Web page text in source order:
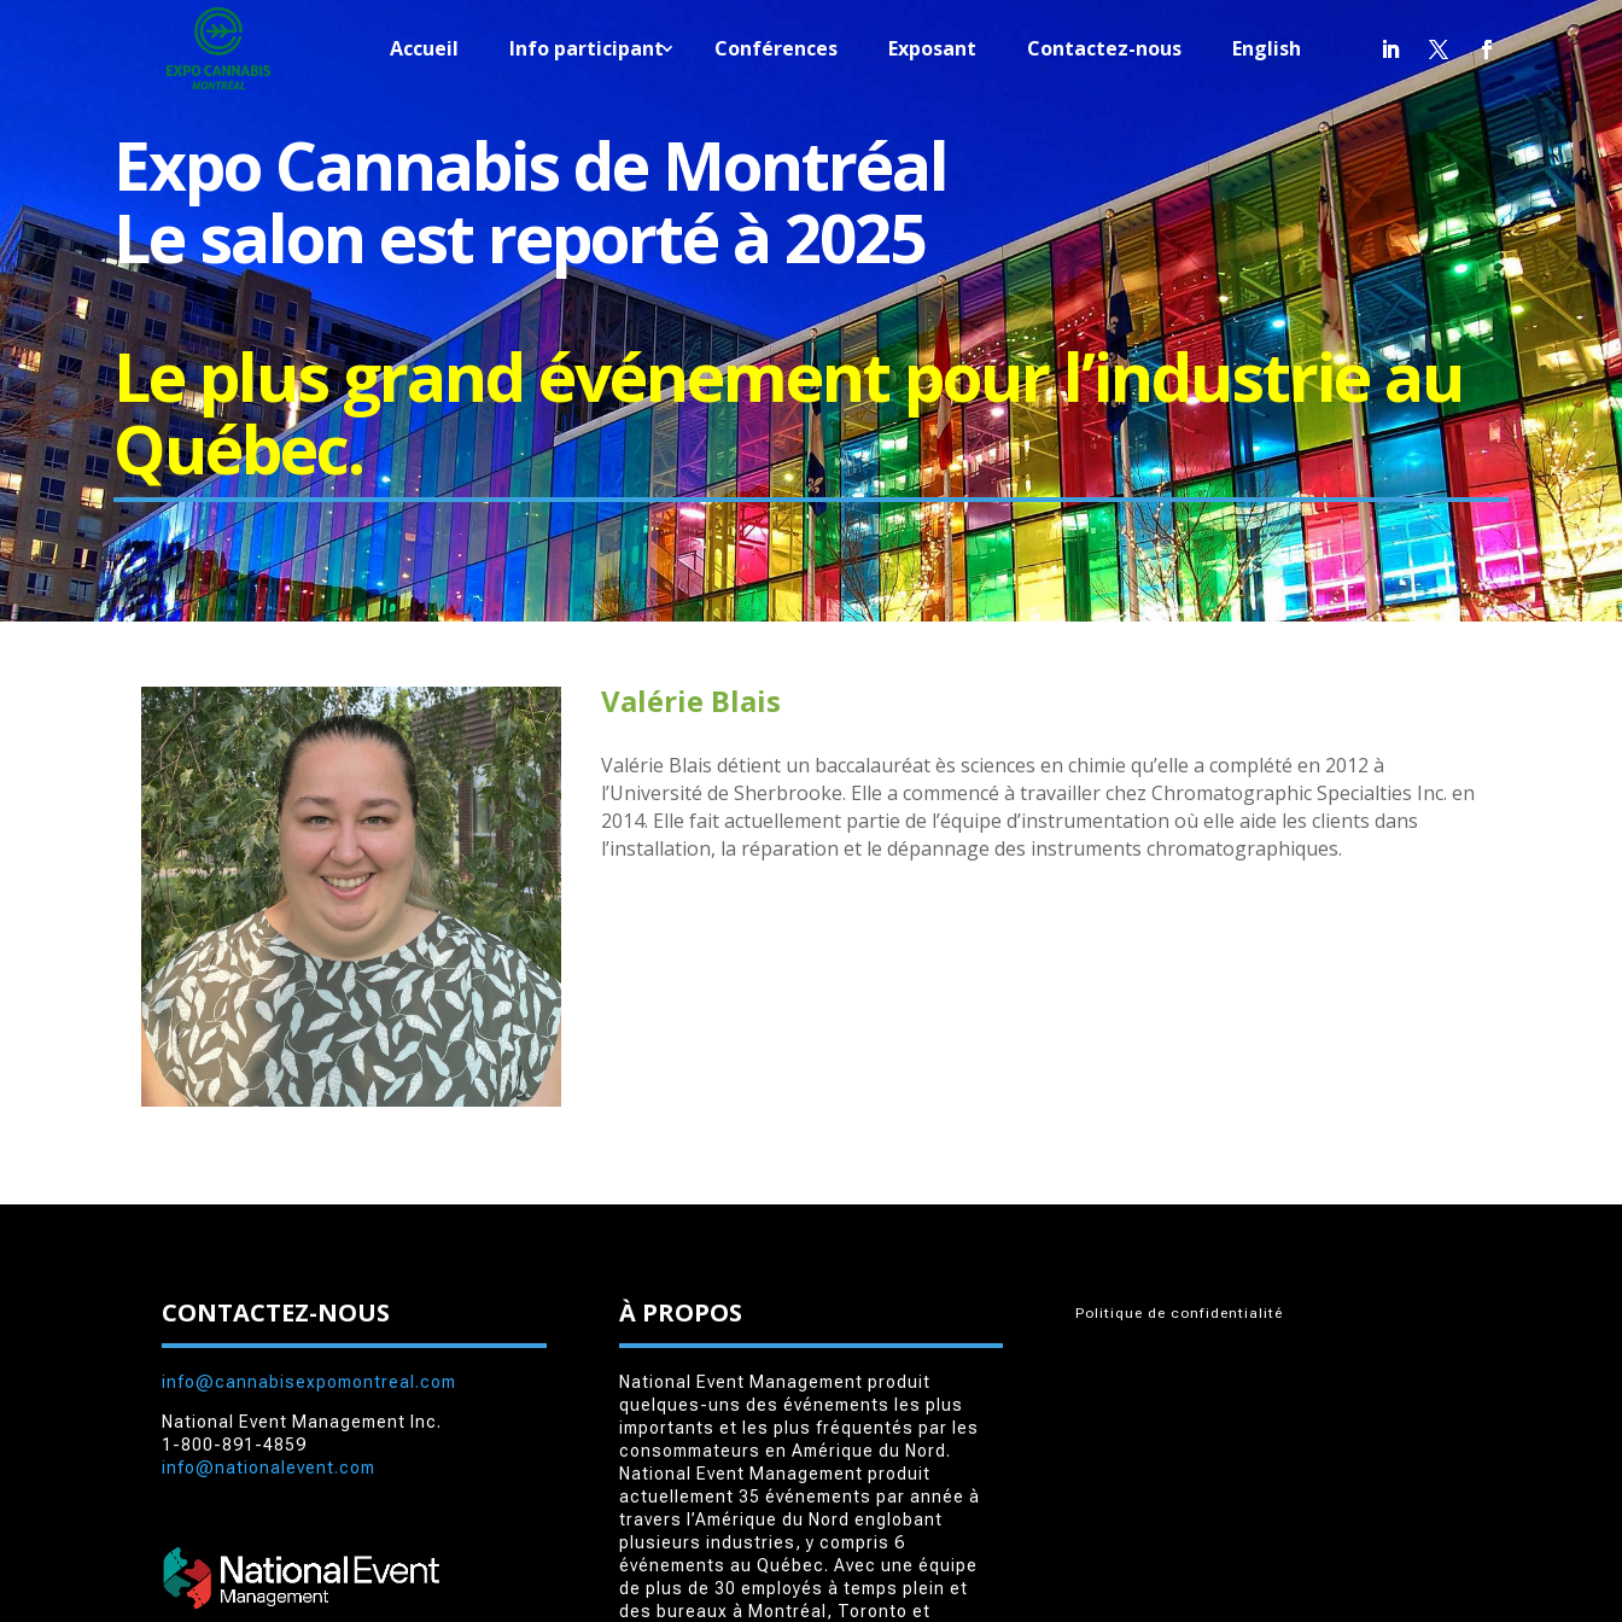
Accueil Info participant Conférences Exposant Contactez-nous English
Expo Cannabis de Montréal
Le salon est reporté à 2025
Le plus grand événement pour l’industrie au
Québec.
Valérie Blais
Valérie Blais détient un baccalauréat ès sciences en chimie qu’elle a complété en 2012 à
l’Université de Sherbrooke. Elle a commencé à travailler chez Chromatographic Specialties Inc. en
2014. Elle fait actuellement partie de l’équipe d’instrumentation où elle aide les clients dans
l’installation, la réparation et le dépannage des instruments chromatographiques.
CONTACTEZ-NOUS
info@cannabisexpomontreal.com
National Event Management Inc.
1-800-891-4859
info@nationalevent.com
À PROPOS
National Event Management produit
quelques-uns des événements les plus
importants et les plus fréquentés par les
consommateurs en Amérique du Nord.
National Event Management produit
actuellement 35 événements par année à
travers l’Amérique du Nord englobant
plusieurs industries, y compris 6
événements au Québec. Avec une équipe
de plus de 30 employés à temps plein et
des bureaux à Montréal, Toronto et
Politique de confidentialité